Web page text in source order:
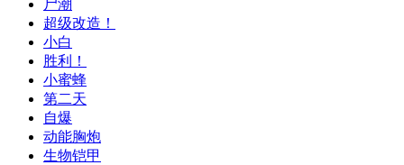
尸潮
超级改造！
小白
胜利！
小蜜蜂
第二天
自爆
动能胸炮
生物铠甲